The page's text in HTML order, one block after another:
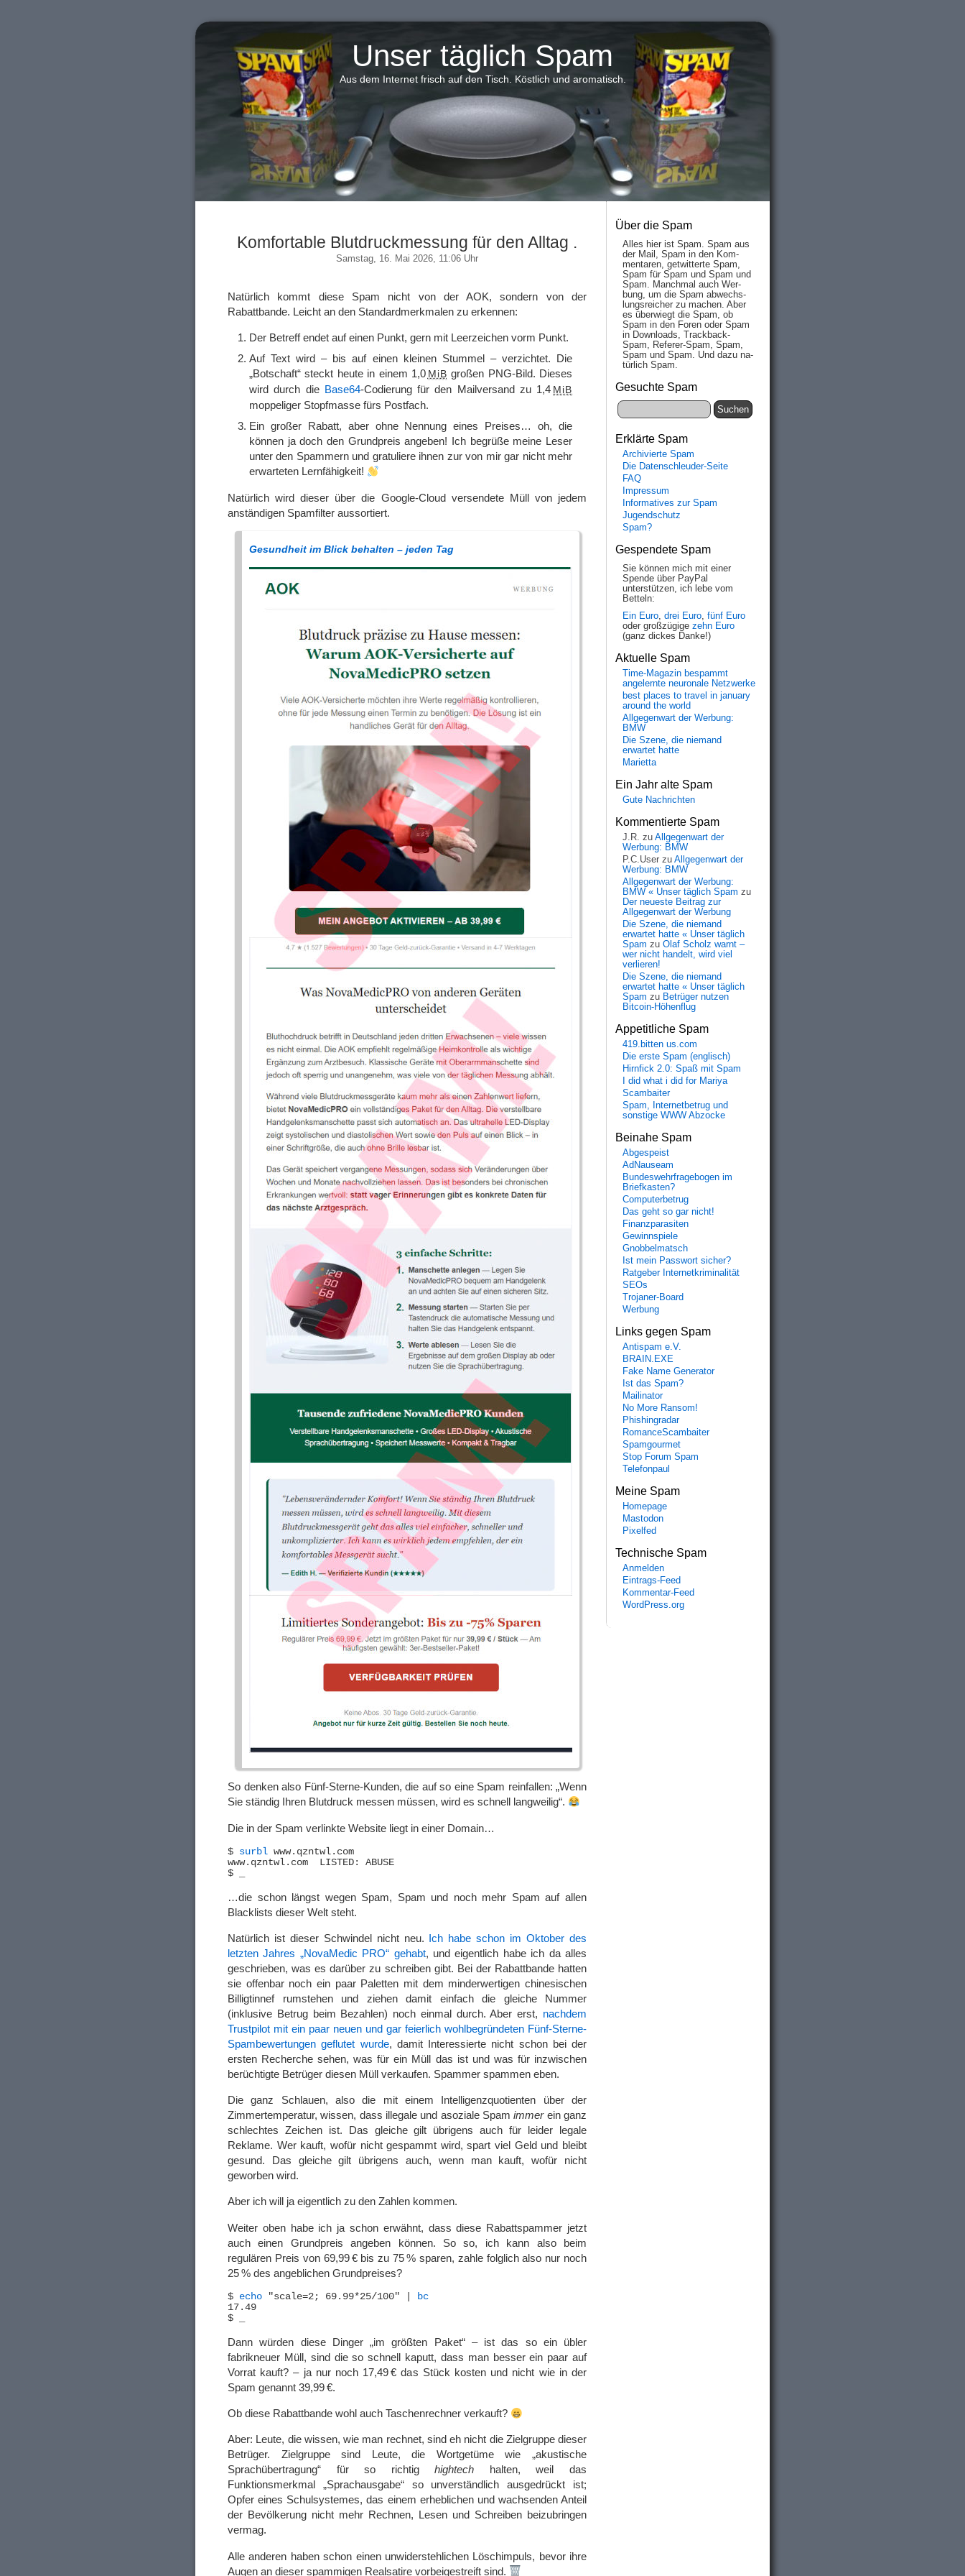
Unser täglich Spam
Aus dem Internet frisch auf den Tisch. Köstlich und aromatisch.
Komfortable Blutdruckmessung für den Alltag .
Samstag, 16. Mai 2026, 11:06 Uhr
Natürlich kommt diese Spam nicht von der AOK, sondern von der
Rabattbande. Leicht an den Standardmerkmalen zu erkennen:
Der Betreff endet auf einen Punkt, gern mit Leerzeichen vorm Punkt.
Auf Text wird – bis auf einen kleinen Stummel – verzichtet. Die
„Botschaft“ steckt heute in einem 1,0 MiB großen PNG-Bild. Dieses
wird durch die Base64-Codierung für den Mailversand zu 1,4 MiB
moppeliger Stopfmasse fürs Postfach.
Ein großer Rabatt, aber ohne Nennung eines Preises… oh, die
können ja doch den Grundpreis angeben! Ich begrüße meine Leser
unter den Spammern und gratuliere ihnen zur von mir gar nicht mehr
erwarteten Lernfähigkeit!
Natürlich wird dieser über die Google-Cloud versendete Müll von jedem
anständigen Spamfilter aussortiert.
Gesundheit im Blick behalten – jeden Tag
So denken also Fünf-Sterne-Kunden, die auf so eine Spam reinfallen: „Wenn
Sie ständig Ihren Blutdruck messen müssen, wird es schnell langweilig“.
Die in der Spam verlinkte Website liegt in einer Domain…
$ surbl www.qzntwl.com
www.qzntwl.com	LISTED: ABUSE
…die schon längst wegen Spam, Spam und noch mehr Spam auf allen
Blacklists dieser Welt steht.
Natürlich ist dieser Schwindel nicht neu. Ich habe schon im Oktober des
letzten Jahres „NovaMedic PRO“ gehabt, und eigentlich habe ich da alles
geschrieben, was es darüber zu schreiben gibt. Bei der Rabattbande hatten
sie offenbar noch ein paar Paletten mit dem minderwertigen chinesischen
Billigtinnef rumstehen und ziehen damit einfach die gleiche Nummer
(inklusive Betrug beim Bezahlen) noch einmal durch. Aber erst, nachdem
Trustpilot mit ein paar neuen und gar feierlich wohlbegründeten Fünf-Sterne-
Spambewertungen geflutet wurde, damit Interessierte nicht schon bei der
ersten Recherche sehen, was für ein Müll das ist und was für inzwischen
berüchtigte Betrüger diesen Müll verkaufen. Spammer spammen eben.
Die ganz Schlauen, also die mit einem Intelligenzquotienten über der
Zimmertemperatur, wissen, dass illegale und asoziale Spamimmerein ganz
schlechtes Zeichen ist. Das gleiche gilt übrigens auch für leider legale
Reklame. Wer kauft, wofür nicht gespammt wird, spart viel Geld und bleibt
gesund. Das gleiche gilt übrigens auch, wenn man kauft, wofür nicht
geworben wird.
Aber ich will ja eigentlich zu den Zahlen kommen.
Weiter oben habe ich ja schon erwähnt, dass diese Rabattspammer jetzt
auch einen Grundpreis angeben können. So so, ich kann also beim
regulären Preis von 69,99 € bis zu 75 % sparen, zahle folglich also nur noch
25 % des angeblichen Grundpreises?
$ echo "scale=2; 69.99*25/100" |
bc
17.49
Dann würden diese Dinger „im größten Paket“ – ist das so ein übler
fabrikneuer Müll, sind die so schnell kaputt, dass man besser ein paar auf
Vorrat kauft? – ja nur noch 17,49 € das Stück kosten und nicht wie in der
Spam genannt 39,99 €.
Ob diese Rabattbande wohl auch Taschenrechner verkauft?
Aber: Leute, die wissen, wie man rechnet, sind eh nicht die Zielgruppe dieser
Betrüger. Zielgruppe sind Leute, die Wortgetüme wie „akustische
Sprachübertragung“ für so richtighightech halten, weil das
Funktionsmerkmal „Sprachausgabe“ so unverständlich ausgedrückt ist;
Opfer eines Schulsystemes, das einem erheblichen und wachsenden Anteil
der Bevölkerung nicht mehr Rechnen, Lesen und Schreiben beizubringen
vermag.
Alle anderen haben schon einen unwiderstehlichen Löschimpuls, bevor ihre
Augen an dieser spammigen Realsatire vorbeigestreift sind.
Über die Spam
Alles hier ist Spam. Spam aus
der Mail, Spam in den Kom­
men­taren, ge­twit­ter­te Spam,
Spam für Spam und Spam und
Spam. Manch­mal auch Wer­
bung, um die Spam ab­wechs­
lungs­reich­er zu mach­en. Aber
es über­wiegt die Spam, ob
Spam in den Fo­ren oder Spam
in Down­loads, Track­back-
Spam, Re­fe­rer-Spam, Spam,
Spam und Spam. Und da­zu na­
tür­lich Spam.
Gesuchte Spam
Erklärte Spam
Archivierte Spam
Die Datenschleuder-Seite
FAQ
Impressum
Informatives zur Spam
Jugendschutz
Spam?
Gespendete Spam
Sie können mich mit einer
Spende über PayPal
unterstützen, ich lebe vom
Betteln:
Ein Euro, drei Euro, fünf Euro
oder großzügige zehn Euro
(ganz dickes Danke!)
Aktuelle Spam
Time-Magazin bespammt
angelernte neuronale Netzwerke
best places to travel in january
around the world
Allgegenwart der Werbung:
BMW
Die Szene, die niemand
erwartet hatte
Marietta
Ein Jahr alte Spam
Gute Nachrichten
Kommentierte Spam
J.R. zu Allgegenwart der
Werbung: BMW
P.C.User zu Allgegenwart der
Werbung: BMW
Allgegenwart der Werbung:
BMW « Unser täglich Spam zu
Der neueste Beitrag zur
Allgegenwart der Werbung
Die Szene, die niemand
erwartet hatte « Unser täglich
Spam zu Olaf Scholz warnt –
wer nicht handelt, wird viel
verlieren!
Die Szene, die niemand
erwartet hatte « Unser täglich
Spam zu Betrüger nutzen
Bitcoin-Höhenflug
Appetitliche Spam
419.bitten us.com
Die erste Spam (englisch)
Hirnfick 2.0: Spaß mit Spam
I did what i did for Mariya
Scambaiter
Spam, Internetbetrug und
sonstige WWW Abzocke
Beinahe Spam
Abgespeist
AdNauseam
Bundeswehrfragebogen im
Briefkasten?
Computerbetrug
Das geht so gar nicht!
Finanzparasiten
Gewinnspiele
Gnobbelmatsch
Ist mein Passwort sicher?
Ratgeber Internetkriminalität
SEOs
Trojaner-Board
Werbung
Links gegen Spam
Antispam e.V.
BRAIN.EXE
Fake Name Generator
Ist das Spam?
Mailinator
No More Ransom!
Phishingradar
RomanceScambaiter
Spamgourmet
Stop Forum Spam
Telefonpaul
Meine Spam
Homepage
Mastodon
Pixelfed
Technische Spam
Anmelden
Eintrags-Feed
Kommentar-Feed
WordPress.org